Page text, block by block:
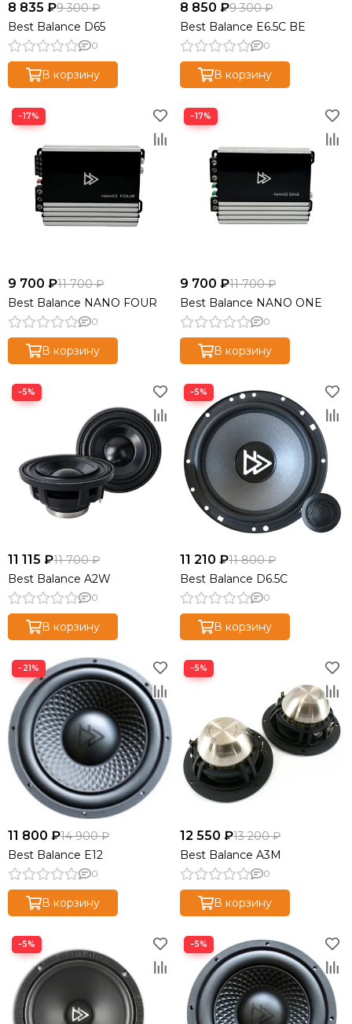
8 835 ₽9 300 ₽
Best Balance D65
0
В корзину
8 850 ₽9 300 ₽
Best Balance E6.5C BE
0
В корзину
−17%
9 700 ₽11 700 ₽
Best Balance NANO FOUR
0
В корзину
−17%
9 700 ₽11 700 ₽
Best Balance NANO ONE
0
В корзину
−5%
11 115 ₽11 700 ₽
Best Balance A2W
0
В корзину
−5%
11 210 ₽11 800 ₽
Best Balance D6.5C
0
В корзину
−21%
11 800 ₽14 900 ₽
Best Balance E12
0
В корзину
−5%
12 550 ₽13 200 ₽
Best Balance A3M
0
В корзину
−5% −5%